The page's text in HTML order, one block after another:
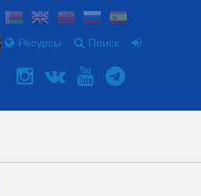
Ресурсы Поиск